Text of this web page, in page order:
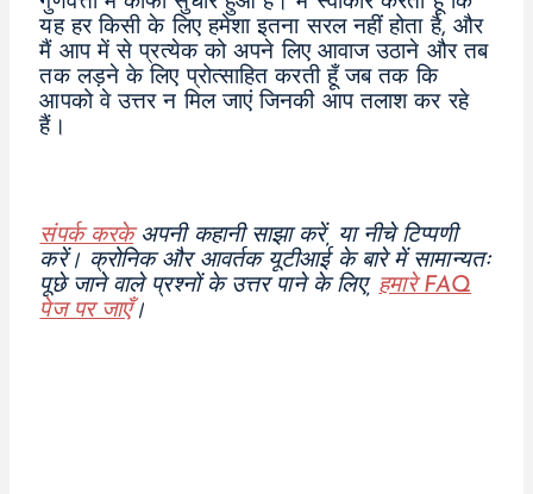
यह हर किसी के लिए हमेशा इतना सरल नहीं होता है, और
मैं आप में से प्रत्येक को अपने लिए आवाज उठाने और तब
तक लड़ने के लिए प्रोत्साहित करती हूँ जब तक कि
आपको वे उत्तर न मिल जाएं जिनकी आप तलाश कर रहे
हैं।
संपर्क करकेअपनी कहानी साझा करें, या नीचे टिप्पणी
करें। क्रोनिक और आवर्तक यूटीआई के बारे में सामान्यतः
पूछे जाने वाले प्रश्नों के उत्तर पाने के लिए, हमारे FAQ
पेज पर जाएँ।